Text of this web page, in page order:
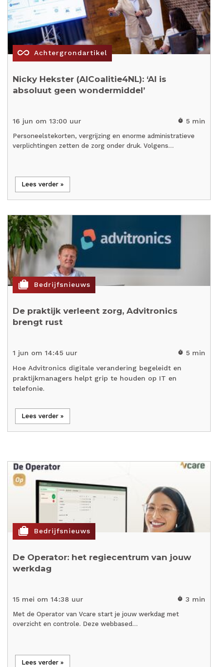
all_inclusive Achtergrondartikel
Nicky Hekster (AICoalitie4NL): ‘AI is
absoluut geen wondermiddel’
16 jun om 13:00 uur timer 5 min
Personeelstekorten, vergrijzing en enorme administratieve
verplichtingen zetten de zorg onder druk. Volgens…
Lees verder »
cases Bedrijfsnieuws
De praktijk verleent zorg, Advitronics
brengt rust
1 jun om 14:45 uur timer 5 min
Hoe Advitronics digitale verandering begeleidt en
praktijkmanagers helpt grip te houden op IT en
telefonie.
Lees verder »
cases Bedrijfsnieuws
De Operator: het regiecentrum van jouw
werkdag
15 mei om 14:38 uur timer 3 min
Met de Operator van Vcare start je jouw werkdag met
overzicht en controle. Deze webbased…
Lees verder »